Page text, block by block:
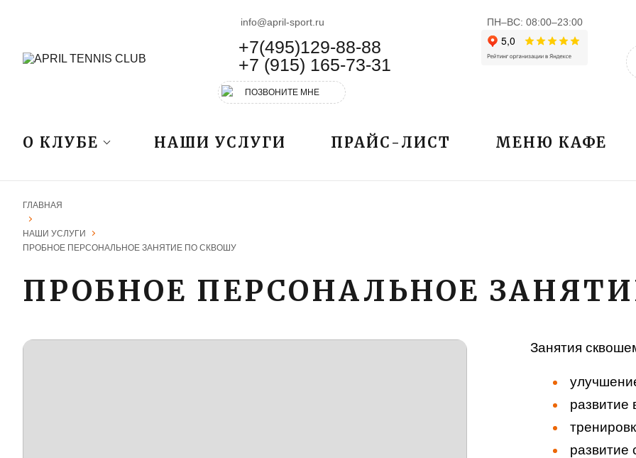
info@april-sport.ru
+7(495)129-88-88
+7 (915) 165-73-31
ПОЗВОНИТЕ МНЕ
ПН–ВС: 08:00–23:00
О КЛУБЕ НАШИ УСЛУГИ ПРАЙС-ЛИСТ МЕНЮ КАФЕ
ГЛАВНАЯ
НАШИ УСЛУГИ
ПРОБНОЕ ПЕРСОНАЛЬНОЕ ЗАНЯТИЕ ПО СКВОШУ
ПРОБНОЕ ПЕРСОНАЛЬНОЕ
Занятия
развитие
развитие